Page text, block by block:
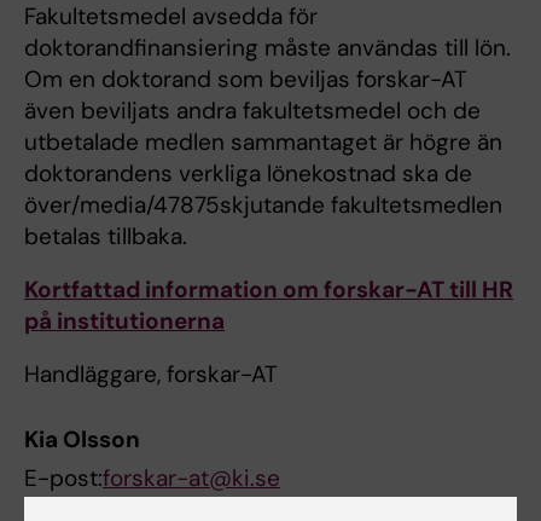
Fakultetsmedel avsedda för
doktorandfinansiering måste användas till lön.
Om en doktorand som beviljas forskar-AT
även beviljats andra fakultetsmedel och de
utbetalade medlen sammantaget är högre än
doktorandens verkliga lönekostnad ska de
över/media/47875skjutande fakultetsmedlen
betalas tillbaka.
Kortfattad information om forskar-AT till HR
på institutionerna
Handläggare, forskar-AT
Kia Olsson
E-post:forskar-at@ki.se